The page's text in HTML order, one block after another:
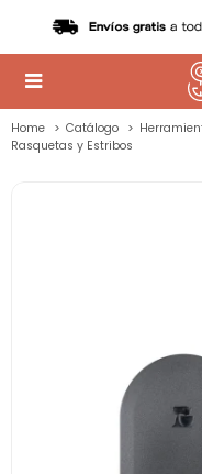

Home Catálogo
Rasquetas y Estribos